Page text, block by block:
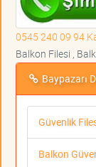
0545 240 09 94
Balkon Filesi ,
Baypazarı
Güvenlik
Balkon